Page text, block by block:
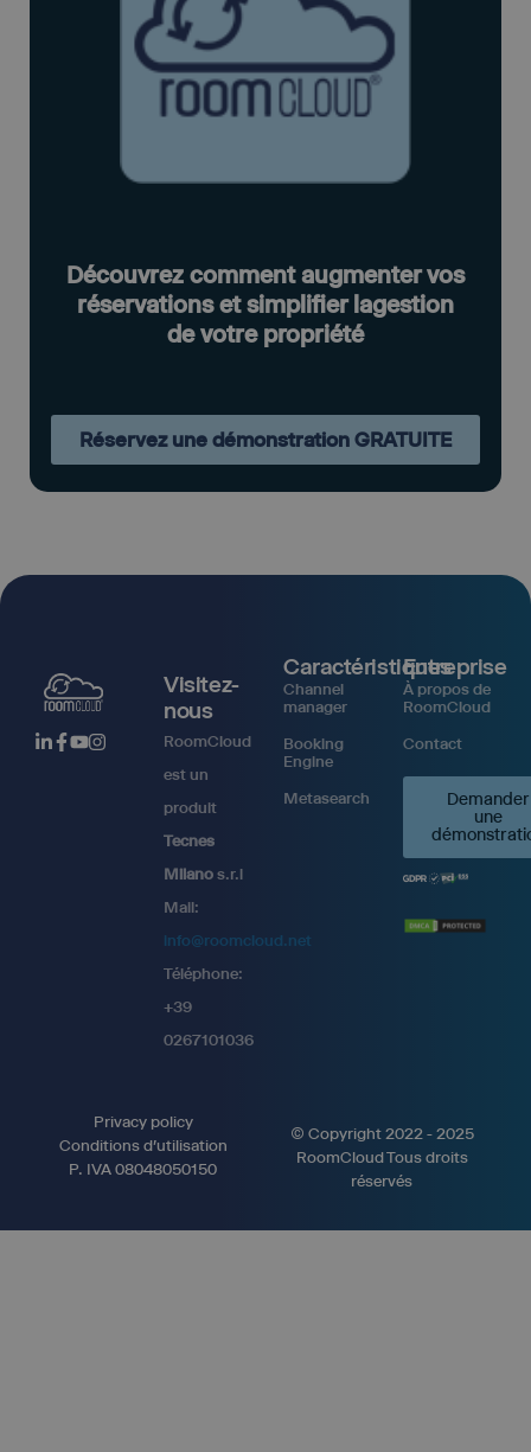
Découvrez comment augmenter vos
réservations et simplifier lagestion
de votre propriété
Réservez une démonstration GRATUITE
Visitez-
nous
RoomCloud
est un
produit
Tecnes
Milanos.r.l
Mail:
info@roomcloud.net
Téléphone:
+39
0267101036
Caractéristiques
Channel
manager
Booking
Engine
Metasearch
Entreprise
À propos de
RoomCloud
Contact
Demander
une
© Copyright 2022 - 2025
RoomCloud Tous droits
réservés
Privacy policy
Conditions d'utilisation
P. IVA 08048050150